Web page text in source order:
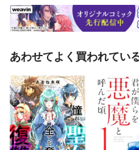
あわせてよく買われてい